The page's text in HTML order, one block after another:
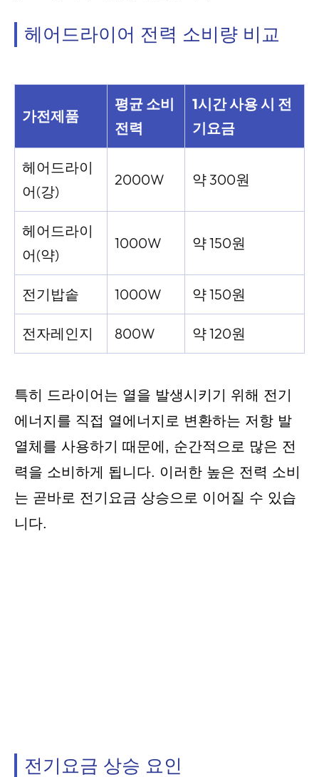
헤어드라이어 전력 소비량 비교
가전제품
평균 소비
전력
1시간 사용 시 전
기요금
헤어드라이
어(강)
2000W 약 300원
헤어드라이
어(약)
1000W 약 150원
전기밥솥 1000W 약 150원
전자레인지 800W 약 120원
특히 드라이어는 열을 발생시키기 위해 전기
에너지를 직접 열에너지로 변환하는 저항 발
열체를 사용하기 때문에, 순간적으로 많은 전
력을 소비하게 됩니다. 이러한 높은 전력 소비
는 곧바로 전기요금 상승으로 이어질 수 있습
니다.
전기요금 상승 요인